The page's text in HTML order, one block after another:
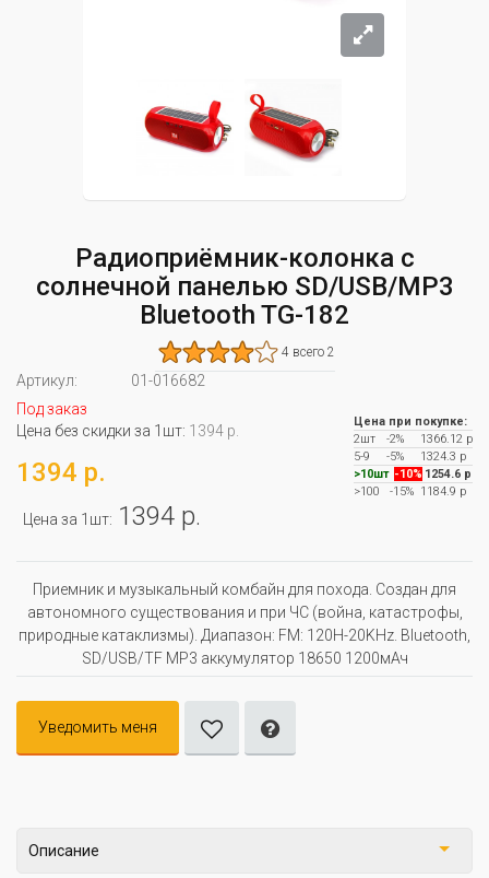
Радиоприёмник-колонка с
солнечной панелью SD/USB/MP3
Bluetooth TG-182
4 всего 2
Артикул:
01-016682
Под заказ
Цена без скидки за 1шт: 1394 р.
1394 р.
Цена за 1шт: 1394 р.
Цена при покупке:
2шт
-2%
1366.12 р
5-9
-5%
1324.3 р
>10шт -10% 1254.6 р
>100
-15% 1184.9 р
Приемник и музыкальный комбайн для похода. Создан для
автономного существования и при ЧС (война, катастрофы,
природные катаклизмы). Диапазон: FM: 120H-20KHz. Bluetooth,
SD/USB/TF MP3 аккумулятор 18650 1200мАч
Уведомить меня
Описание